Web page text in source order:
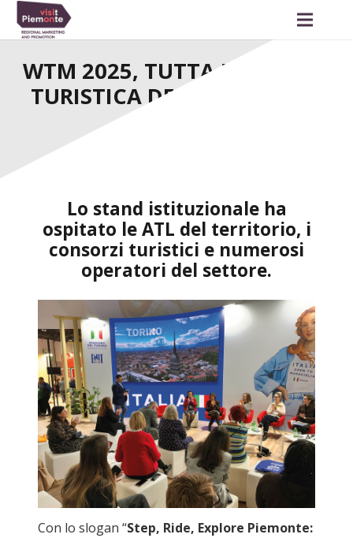
WTM 2025, TUTTA L’OFFERTA
TURISTICA DEL PIEMONTE A
Lo stand istituzionale ha
ospitato le ATL del territorio, i
consorzi turistici e numerosi
operatori del settore.
Con lo slogan “Step, Ride, Explore Piemonte: